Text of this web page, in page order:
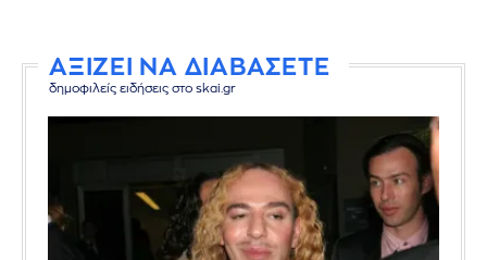
ΑΞΙΖΕΙ ΝΑ ΔΙΑΒΑΣΕΤΕ
δημοφιλείς ειδήσεις στο skai.gr